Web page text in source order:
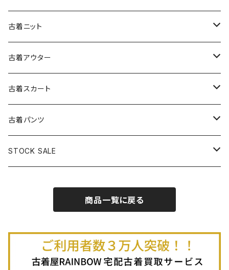
古着ノースリーブワンピース
古着キャミソールワンピース
古着ベアトップワンピース
古着オールインワン
古着オーバーオール
古着半袖シャツ・ブラウス
古着ノースリーブシャツ・ブラウス
古着スウェット&パーカー
古着スウェット
古着パーカー
古着プルオーバー
古着長袖プルオーバー
古着半袖プルオーバー
古着Ｔシャツ
古着長袖Ｔシャツ
古着半袖Ｔシャツ
古着ベスト
古着キャミソール
古着ポロシャツ
古着長袖ポロシャツ
古着スウェット
古着ニット
古着セーター
古着カーディガン
古着半袖ニット
古着ニットアウター
古着アウター
古着ライトジャケット
古着ライトコート
古着ヘビージャケット
古着羽織り
古着スカート
古着ロング丈スカート (丈76cm-)
古着膝丈スカート (丈56-75cm)
古着ミニ丈スカート (丈56-75cm)
古着パンツ
古着ロング丈パンツ
STOCK SALE
Autumn / Winter
商品一覧に戻る